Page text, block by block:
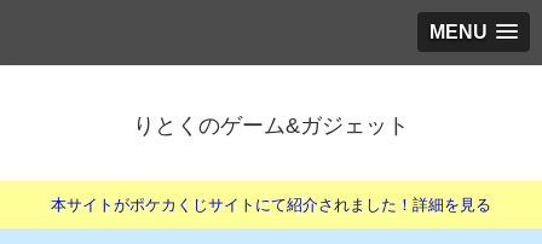
MENU
りとくのゲーム&ガジェット
本サイトがポケカくじサイトにて紹介されました！詳細を見る